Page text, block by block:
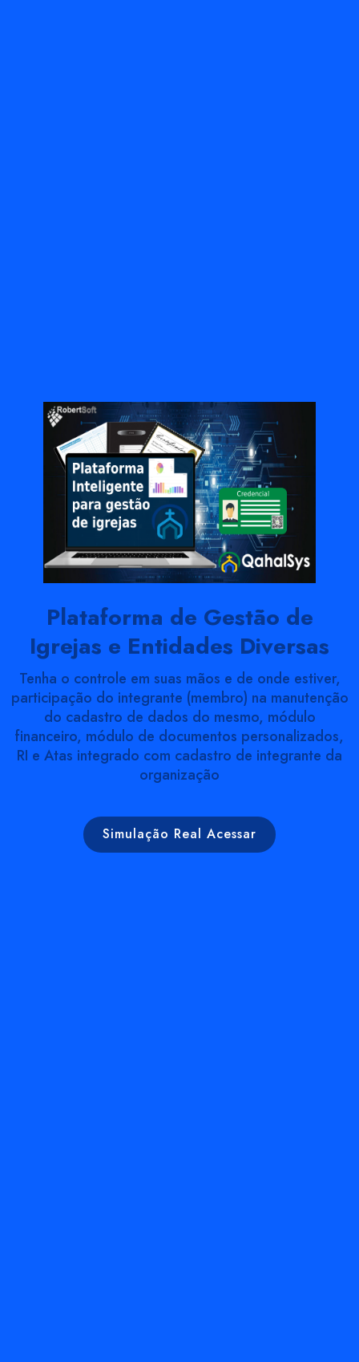
Plataforma de Gestão de
Igrejas e Entidades Diversas
Tenha o controle em suas mãos e de onde estiver,
participação do integrante (membro) na manutenção
do cadastro de dados do mesmo, módulo
financeiro, módulo de documentos personalizados,
RI e Atas integrado com cadastro de integrante da
organização
Simulação Real Acessar